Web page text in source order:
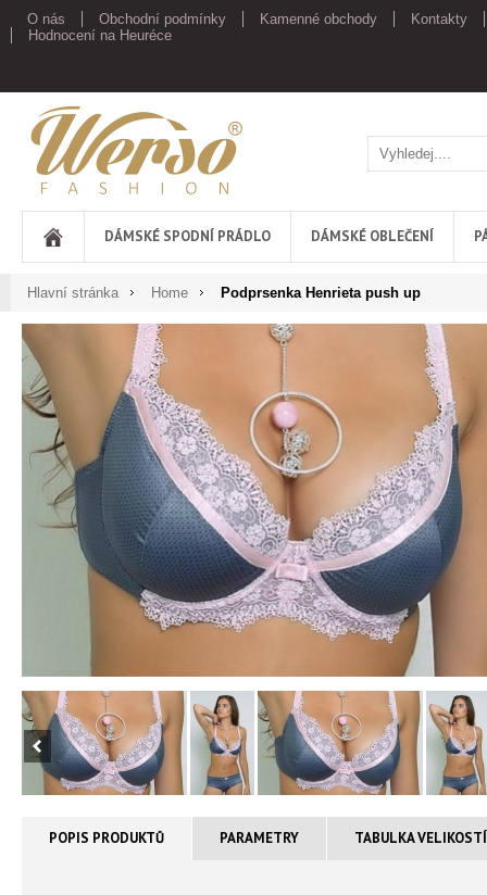
O nás Obchodní podmínky Kamenné obchody
Kontakty
Hodnocení na Heuréce
Werso
DÁMSKÉ SPODNÍ PRÁDLO DÁMSKÉ OBLEČENÍ
Hlavní stránka Home Podprsenka Henrieta push up
POPIS PRODUKTŮ PARAMETRY TABULKA